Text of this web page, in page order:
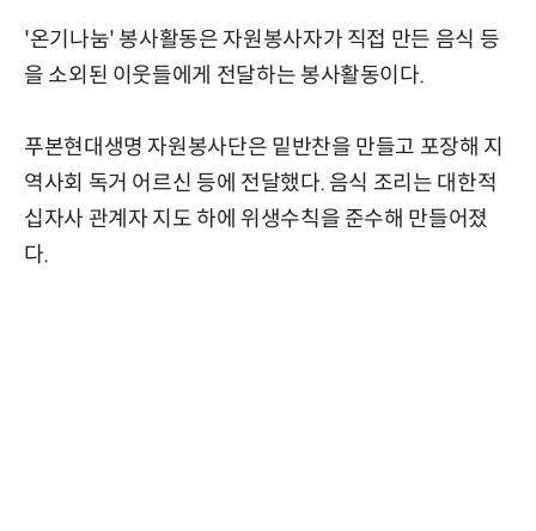
'온기나눔' 봉사활동은 자원봉사자가 직접 만든 음식 등
을 소외된 이웃들에게 전달하는 봉사활동이다.
푸본현대생명 자원봉사단은 밑반찬을 만들고 포장해 지
역사회 독거 어르신 등에 전달했다. 음식 조리는 대한적
십자사 관계자 지도 하에 위생수칙을 준수해 만들어졌
다.